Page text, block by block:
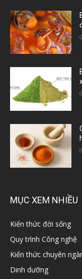
MỤC XEM NHIỀU
Kiến thức đời sống
Quy trình Công nghệ
Kiến thức chuyên
Dinh dưỡng